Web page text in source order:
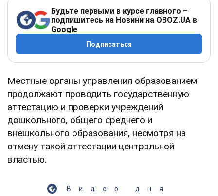
Будьте первыми в курсе главного –
подпишитесь на Новини на OBOZ.UA в
Google
Подписаться
Местные органы управления образованием
продолжают проводить государственную
аттестацию и проверки учреждений
дошкольного, общего среднего и
внешкольного образования, несмотря на
отмену такой аттестации центральной
властью.
Видео дня